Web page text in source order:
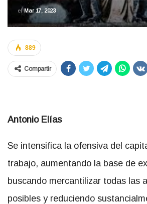
elMar 17, 2023
889
Compartir
Antonio Elías
Se intensifica la ofensiva del
trabajo, aumentando la base de
buscando mercantilizar todas las
posibles y reduciendo